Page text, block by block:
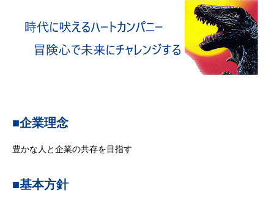
■企業理念
豊かな人と企業の共存を目指す
■基本方針